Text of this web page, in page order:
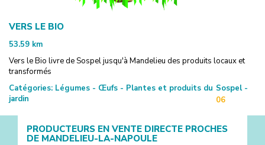
VERS LE BIO
53.59 km
Vers le Bio livre de Sospel jusqu'à Mandelieu des produits locaux et
transformés
Catégories: Légumes - Œufs - Plantes et produits du
jardin
Sospel -
06
PRODUCTEURS EN VENTE DIRECTE PROCHES
DE MANDELIEU-LA-NAPOULE